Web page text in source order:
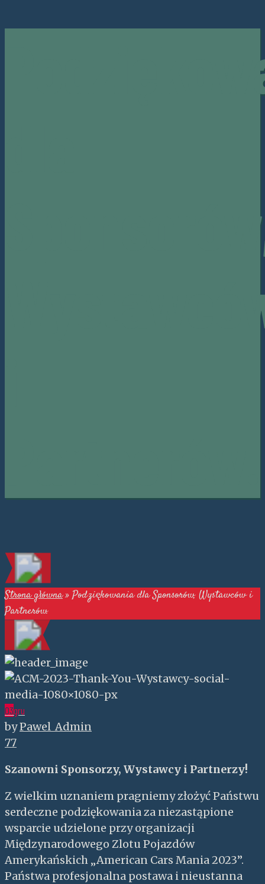
Strona główna»Podziękowania dla Sponsorów, Wystawców i
Partnerów.
03gru
byPawel_Admin
77
Szanowni Sponsorzy, Wystawcy i Partnerzy!
Z wielkim uznaniem pragniemy złożyć Państwu
serdeczne podziękowania za niezastąpione
wsparcie udzielone przy organizacji
Międzynarodowego Zlotu Pojazdów
Amerykańskich „American Cars Mania 2023”.
Państwa profesjonalna postawa i nieustanna